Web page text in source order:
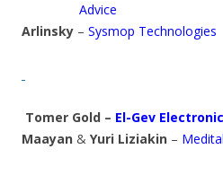
Advice
Arlinsky – Sysmop Technologies
Tomer Gold – El-Gev
Maayan & Yuri Liziakin –